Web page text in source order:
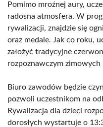
Pomimo mroźnej aury,
radosna atmosfera. W
rywalizacji, znajdzie się
oraz medale. Jak co roku,
założyć tradycyjne
rozpoznawczym zimowych
Biuro zawodów będzie
pozwoli uczestnikom na
Rywalizacja dla dzieci
dorosłych wystartuje o